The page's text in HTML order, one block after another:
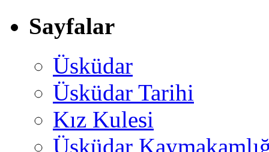
Sayfalar
Üsküdar
Üsküdar Tarihi
Kız Kulesi
Üsküdar